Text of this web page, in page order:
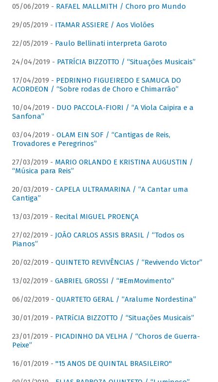
05/06/2019 - RAFAEL MALLMITH / Choro pro Mundo
29/05/2019 - ITAMAR ASSIERE / Aos Violões
22/05/2019 - Paulo Bellinati interpreta Garoto
24/04/2019 - PATRÍCIA BIZZOTTO / “Situações Musicais”
17/04/2019 - PEDRINHO FIGUEIREDO E SAMUCA DO
ACORDEON / “Sobre rodas de Choro e Chimarrão”
10/04/2019 - DUO PACCOLA-FIORI / “A Viola Caipira e a
Sanfona”
03/04/2019 - OLAM EIN SOF / “Cantigas de Reis,
Trovadores e Peregrinos”
27/03/2019 - MARIO ORLANDO E KRISTINA AUGUSTIN /
“Música para Reis”
20/03/2019 - CAPELA ULTRAMARINA / “A Cantar uma
Cantiga”
13/03/2019 - Recital MIGUEL PROENÇA
27/02/2019 - JOÃO CARLOS ASSIS BRASIL / “Todos os
Pianos”
20/02/2019 - QUINTETO REVIVÊNCIAS / “Revivendo Victor”
13/02/2019 - GABRIEL GROSSI / “#EmMovimento”
06/02/2019 - QUARTETO GERAL / “Aralume Nordestina”
30/01/2019 - PATRíCIA BIZZOTTO / “Situações Musicais”
23/01/2019 - PICADINHO DA VELHA / “Choros de Guerra-
Peixe”
16/01/2019 - "15 ANOS DE QUINTAL BRASILEIRO"